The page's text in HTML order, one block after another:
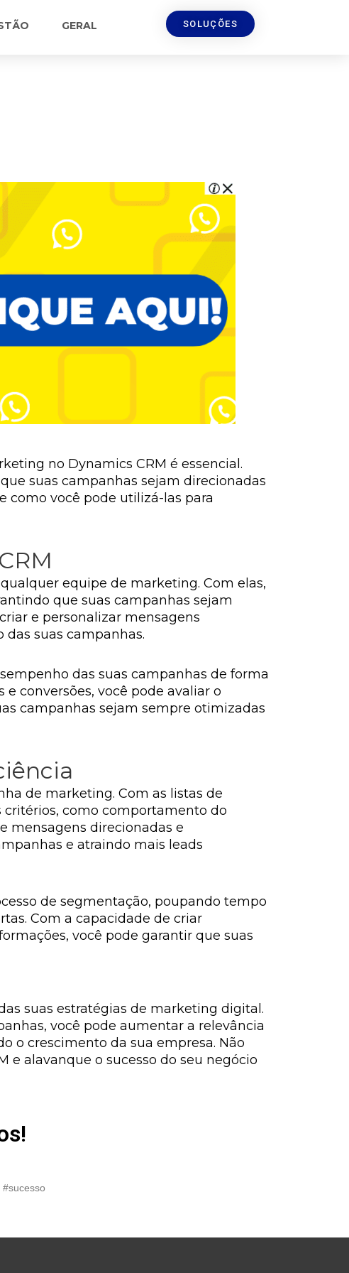
GERAL SOLUÇÕES
no Dynamics CRM é essencial.
suas campanhas sejam direcionadas
como você pode utilizá-las para
equipe de marketing. Com elas,
que suas campanhas sejam
e personalizar mensagens
suas campanhas.
das suas campanhas de forma
conversões, você pode avaliar o
campanhas sejam sempre otimizadas
de marketing. Com as listas de
como comportamento do
mensagens direcionadas e
e atraindo mais leads
de segmentação, poupando tempo
Com a capacidade de criar
você pode garantir que suas
suas estratégias de marketing digital.
você pode aumentar a relevância
o crescimento da sua empresa. Não
e alavanque o sucesso do seu negócio